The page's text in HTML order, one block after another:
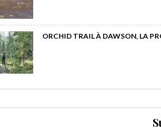
ORCHID TRAIL À DAWSON, LA